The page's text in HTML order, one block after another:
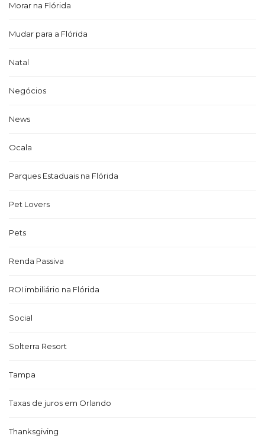
Morar na Flórida
Mudar para a Flórida
Natal
Negócios
News
Ocala
Parques Estaduais na Flórida
Pet Lovers
Pets
Renda Passiva
ROI imbiliário na Flórida
Social
Solterra Resort
Tampa
Taxas de juros em Orlando
Thanksgiving